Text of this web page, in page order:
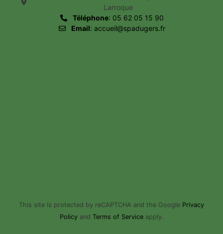
Larroque
Téléphone: 05 62 05 15 90
Email: accueil@spadugers.fr
This site is protected by reCAPTCHA and the Google Privacy
Policyand Terms of Serviceapply.